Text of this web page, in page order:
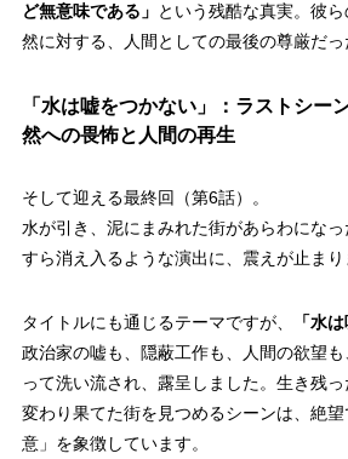
ど無意味である」 という残酷な真実。彼
然に対する、人間としての最後の尊厳だっ
「水は嘘をつかない」：ラストシー
然への畏怖と人間の再生
そして迎える最終回（第6話）。
水が引き、泥にまみれた街があらわにな
すら消え入るような演出に、震えが止まり
タイトルにも通じるテーマですが、 「水
政治家の嘘も、隠蔽工作も、人間の欲望
って洗い流され、露呈しました。生き残っ
変わり果てた街を見つめるシーンは、絶望
意」 を象徴しています。